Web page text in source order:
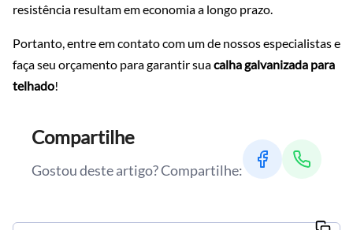
resistência resultam em economia a longo prazo.
Portanto, entre em contato com um de nossos especialistas e
faça seu orçamento para garantir suacalha galvanizada para
telhado!
Compartilhe
Gostou deste artigo? Compartilhe: